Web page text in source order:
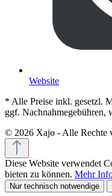
Website
* Alle Preise inkl. gesetzl.
ggf. Nachnahmegebühren,
© 2026 Xajo - Alle Rechte
Diese Website verwendet
bieten zu können. Mehr
Nur technisch notwendige